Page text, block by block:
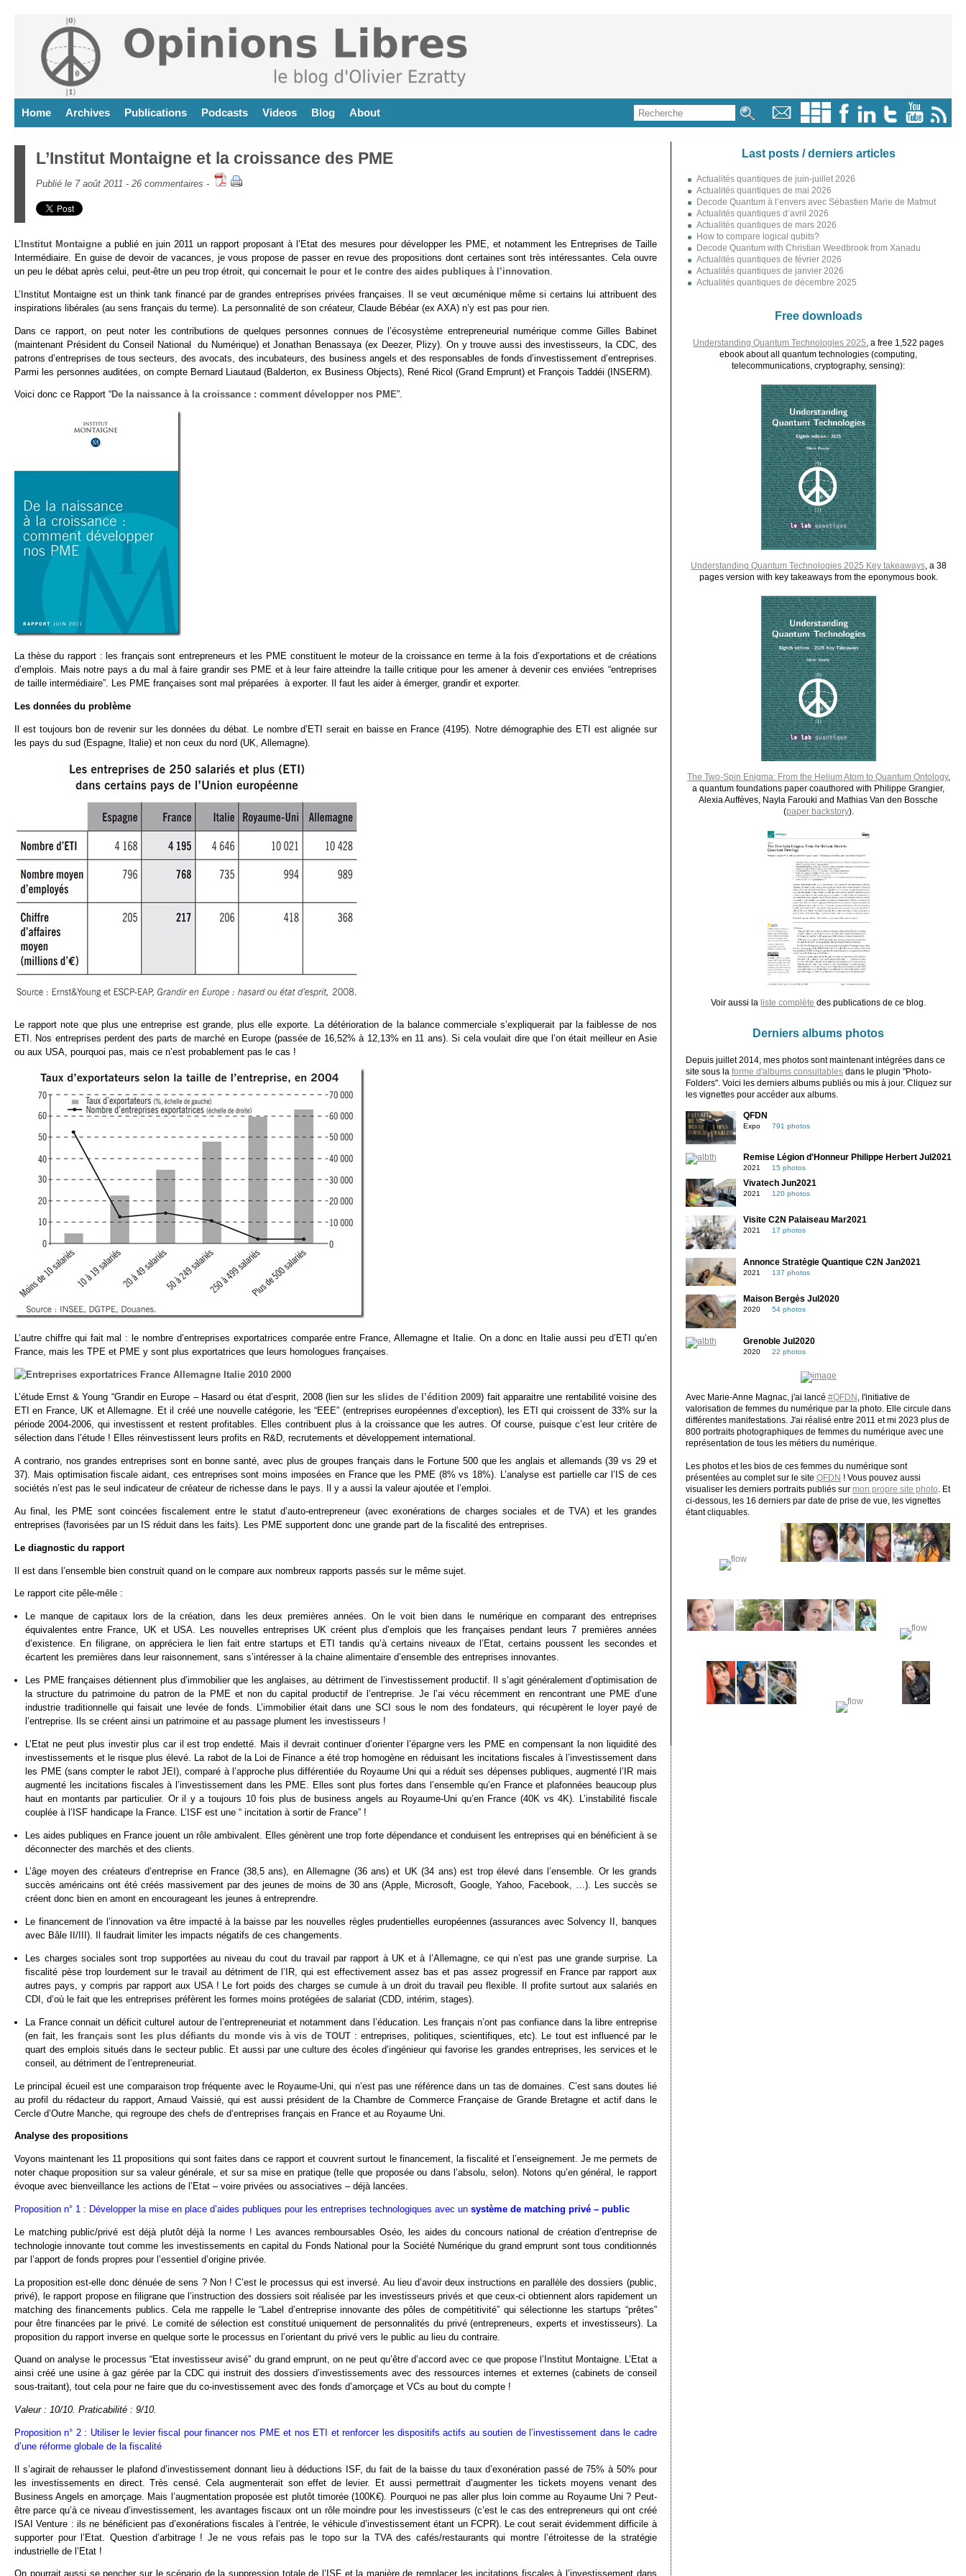
Home Archives Publications Podcasts Videos Blog About
L’Institut Montaigne et la croissance des PME
Publié le 7 août 2011 - 26 commentaires -
L’ Institut Montaignea publié en juin 2011 un rapport proposant à l’Etat des mesures pour développer les PME, et notamment les Entreprises de Taille
Intermédiaire. En guise de devoir de vacances, je vous propose de passer en revue des propositions dont certaines sont très intéressantes. Cela ouvre
un peu le débat après celui, peut-être un peu trop étroit, qui concernait le pour et le contre des aides publiques à l’innovation.
L’Institut Montaigne est un think tank financé par de grandes entreprises privées françaises. Il se veut œcuménique même si certains lui attribuent des
inspirations libérales (au sens français du terme). La personnalité de son créateur, Claude Bébéar (ex AXA) n’y est pas pour rien.
Dans ce rapport, on peut noter les contributions de quelques personnes connues de l’écosystème entrepreneurial numérique comme Gilles Babinet
(maintenant Président du Conseil National du Numérique) et Jonathan Benassaya (ex Deezer, Plizy). On y trouve aussi des investisseurs, la CDC, des
patrons d’entreprises de tous secteurs, des avocats, des incubateurs, des business angels et des responsables de fonds d’investissement d’entreprises.
Parmi les personnes auditées, on compte Bernard Liautaud (Balderton, ex Business Objects), René Ricol (Grand Emprunt) et François Taddéi (INSERM).
Voici donc ce Rapport “De la naissance à la croissance : comment développer nos PME”.
La thèse du rapport : les français sont entrepreneurs et les PME constituent le moteur de la croissance en terme à la fois d’exportations et de créations
d’emplois. Mais notre pays a du mal à faire grandir ses PME et à leur faire atteindre la taille critique pour les amener à devenir ces enviées “entreprises
de taille intermédiaire”. Les PME françaises sont mal préparées à exporter. Il faut les aider à émerger, grandir et exporter.
Les données du problème
Il est toujours bon de revenir sur les données du débat. Le nombre d’ETI serait en baisse en France (4195). Notre démographie des ETI est alignée sur
les pays du sud (Espagne, Italie) et non ceux du nord (UK, Allemagne).
Le rapport note que plus une entreprise est grande, plus elle exporte. La détérioration de la balance commerciale s’expliquerait par la faiblesse de nos
ETI. Nos entreprises perdent des parts de marché en Europe (passée de 16,52% à 12,13% en 11 ans). Si cela voulait dire que l’on était meilleur en Asie
ou aux USA, pourquoi pas, mais ce n’est probablement pas le cas !
L’autre chiffre qui fait mal : le nombre d’entreprises exportatrices comparée entre France, Allemagne et Italie. On a donc en Italie aussi peu d’ETI qu’en
France, mais les TPE et PME y sont plus exportatrices que leurs homologues françaises.
L’étude Ernst & Young “Grandir en Europe – Hasard ou état d’esprit, 2008 (lien sur lesslides de l’édition 2009) fait apparaitre une rentabilité voisine des
ETI en France, UK et Allemagne. Et il créé une nouvelle catégorie, les “EEE” (entreprises européennes d’exception), les ETI qui croissent de 33% sur la
période 2004-2006, qui investissent et restent profitables. Elles contribuent plus à la croissance que les autres. Of course, puisque c’est leur critère de
sélection dans l’étude ! Elles réinvestissent leurs profits en R&D, recrutements et développement international.
A contrario, nos grandes entreprises sont en bonne santé, avec plus de groupes français dans le Fortune 500 que les anglais et allemands (39 vs 29 et
37). Mais optimisation fiscale aidant, ces entreprises sont moins imposées en France que les PME (8% vs 18%). L’analyse est partielle car l’IS de ces
sociétés n’est pas le seul indicateur de créateur de richesse dans le pays. Il y a aussi la valeur ajoutée et l’emploi.
Au final, les PME sont coincées fiscalement entre le statut d’auto-entrepreneur (avec exonérations de charges sociales et de TVA) et les grandes
entreprises (favorisées par un IS réduit dans les faits). Les PME supportent donc une grande part de la fiscalité des entreprises.
Le diagnostic du rapport
Il est dans l’ensemble bien construit quand on le compare aux nombreux rapports passés sur le même sujet.
Le rapport cite pêle-mêle :
Le manque de capitaux lors de la création, dans les deux premières années. On le voit bien dans le numérique en comparant des entreprises
équivalentes entre France, UK et USA. Les nouvelles entreprises UK créent plus d’emplois que les françaises pendant leurs 7 premières années
d’existence. En filigrane, on appréciera le lien fait entre startups et ETI tandis qu’à certains niveaux de l’Etat, certains poussent les secondes et
écartent les premières dans leur raisonnement, sans s’intéresser à la chaine alimentaire d’ensemble des entreprises innovantes.
Les PME françaises détiennent plus d’immobilier que les anglaises, au détriment de l’investissement productif. Il s’agit généralement d’optimisation de
la structure du patrimoine du patron de la PME et non du capital productif de l’entreprise. Je l’ai vécu récemment en rencontrant une PME d’une
industrie traditionnelle qui faisait une levée de fonds. L’immobilier était dans une SCI sous le nom des fondateurs, qui récupèrent le loyer payé de
l’entreprise. Ils se créent ainsi un patrimoine et au passage plument les investisseurs !
L’Etat ne peut plus investir plus car il est trop endetté. Mais il devrait continuer d’orienter l’épargne vers les PME en compensant la non liquidité des
investissements et le risque plus élevé. La rabot de la Loi de Finance a été trop homogène en réduisant les incitations fiscales à l’investissement dans
les PME (sans compter le rabot JEI), comparé à l’approche plus différentiée du Royaume Uni qui a réduit ses dépenses publiques, augmenté l’IR mais
augmenté les incitations fiscales à l’investissement dans les PME. Elles sont plus fortes dans l’ensemble qu’en France et plafonnées beaucoup plus
haut en montants par particulier. Or il y a toujours 10 fois plus de business angels au Royaume-Uni qu’en France (40K vs 4K). L’instabilité fiscale
couplée à l’ISF handicape la France. L’ISF est une “ incitation à sortir de France” !
Les aides publiques en France jouent un rôle ambivalent. Elles génèrent une trop forte dépendance et conduisent les entreprises qui en bénéficient à se
déconnecter des marchés et des clients.
L’âge moyen des créateurs d’entreprise en France (38,5 ans), en Allemagne (36 ans) et UK (34 ans) est trop élevé dans l’ensemble. Or les grands
succès américains ont été créés massivement par des jeunes de moins de 30 ans (Apple, Microsoft, Google, Yahoo, Facebook, …). Les succès se
créent donc bien en amont en encourageant les jeunes à entreprendre.
Le financement de l’innovation va être impacté à la baisse par les nouvelles règles prudentielles européennes (assurances avec Solvency II, banques
avec Bâle II/III). Il faudrait limiter les impacts négatifs de ces changements.
Les charges sociales sont trop supportées au niveau du cout du travail par rapport à UK et à l’Allemagne, ce qui n’est pas une grande surprise. La
fiscalité pèse trop lourdement sur le travail au détriment de l’IR, qui est effectivement assez bas et pas assez progressif en France par rapport aux
autres pays, y compris par rapport aux USA ! Le fort poids des charges se cumule à un droit du travail peu flexible. Il profite surtout aux salariés en
CDI, d’où le fait que les entreprises préfèrent les formes moins protégées de salariat (CDD, intérim, stages).
La France connait un déficit culturel autour de l’entrepreneuriat et notamment dans l’éducation. Les français n’ont pas confiance dans la libre entreprise
(en fait, lesfrançais sont les plus défiants du monde vis à vis de TOUT: entreprises, politiques, scientifiques, etc). Le tout est influencé par le
quart des emplois situés dans le secteur public. Et aussi par une culture des écoles d’ingénieur qui favorise les grandes entreprises, les services et le
conseil, au détriment de l’entrepreneuriat.
Le principal écueil est une comparaison trop fréquente avec le Royaume-Uni, qui n’est pas une référence dans un tas de domaines. C’est sans doutes lié
au profil du rédacteur du rapport, Arnaud Vaissié, qui est aussi président de la Chambre de Commerce Française de Grande Bretagne et actif dans le
Cercle d’Outre Manche, qui regroupe des chefs de d‘entreprises français en France et au Royaume Uni.
Analyse des propositions
Voyons maintenant les 11 propositions qui sont faites dans ce rapport et couvrent surtout le financement, la fiscalité et l’enseignement. Je me permets de
noter chaque proposition sur sa valeur générale, et sur sa mise en pratique (telle que proposée ou dans l’absolu, selon). Notons qu’en général, le rapport
évoque avec bienveillance les actions de l’Etat – voire privées ou associatives – déjà lancées.
Proposition n° 1 : Développer la mise en place d’aides publiques pour les entreprises technologiques avec un système de matching privé – public
Le matching public/privé est déjà plutôt déjà la norme ! Les avances remboursables Oséo, les aides du concours national de création d’entreprise de
technologie innovante tout comme les investissements en capital du Fonds National pour la Société Numérique du grand emprunt sont tous conditionnés
par l’apport de fonds propres pour l’essentiel d’origine privée.
La proposition est-elle donc dénuée de sens ? Non ! C’est le processus qui est inversé. Au lieu d’avoir deux instructions en parallèle des dossiers (public,
privé), le rapport propose en filigrane que l’instruction des dossiers soit réalisée par les investisseurs privés et que ceux-ci obtiennent alors rapidement un
matching des financements publics. Cela me rappelle le “Label d’entreprise innovante des pôles de compétitivité” qui sélectionne les startups “prêtes”
pour être financées par le privé. Le comité de sélection est constitué uniquement de personnalités du privé (entrepreneurs, experts et investisseurs). La
proposition du rapport inverse en quelque sorte le processus en l’orientant du privé vers le public au lieu du contraire.
Quand on analyse le processus “Etat investisseur avisé” du grand emprunt, on ne peut qu’être d’accord avec ce que propose l’Institut Montaigne. L’Etat a
ainsi créé une usine à gaz gérée par la CDC qui instruit des dossiers d’investissements avec des ressources internes et externes (cabinets de conseil
sous-traitant), tout cela pour ne faire que du co-investissement avec des fonds d’amorçage et VCs au bout du compte !
Valeur : 10/10. Praticabilité : 9/10.
Proposition n° 2 : Utiliser le levier fiscal pour financer nos PME et nos ETI et renforcer les dispositifs actifs au soutien de l’investissement dans le cadre
d’une réforme globale de la fiscalité
Il s’agirait de rehausser le plafond d’investissement donnant lieu à déductions ISF, du fait de la baisse du taux d’exonération passé de 75% à 50% pour
les investissements en direct. Très censé. Cela augmenterait son effet de levier. Et aussi permettrait d’augmenter les tickets moyens venant des
Business Angels en amorçage. Mais l’augmentation proposée est plutôt timorée (100K€). Pourquoi ne pas aller plus loin comme au Royaume Uni ? Peut-
être parce qu’à ce niveau d’investissement, les avantages fiscaux ont un rôle moindre pour les investisseurs (c’est le cas des entrepreneurs qui ont créé
ISAI Venture : ils ne bénéficient pas d’exonérations fiscales à l’entrée, le véhicule d’investissement étant un FCPR). Le cout serait évidemment difficile à
supporter pour l’Etat. Question d’arbitrage ! Je ne vous refais pas le topo sur la TVA des cafés/restaurants qui montre l’étroitesse de la stratégie
industrielle de l’Etat !
On pourrait aussi se pencher sur le scénario de la suppression totale de l’ISF et la manière de remplacer les incitations fiscales à l’investissement dans
Last posts / derniers articles
Actualités quantiques de juin-juillet 2026
Actualités quantiques de mai 2026
Decode Quantum à l’envers avec Sébastien Marie de Matmut
Actualités quantiques d’avril 2026
Actualités quantiques de mars 2026
How to compare logical qubits?
Decode Quantum with Christian Weedbrook from Xanadu
Actualités quantiques de février 2026
Actualités quantiques de janvier 2026
Actualités quantiques de décembre 2025
Free downloads
Understanding Quantum Technologies 2025 , a free 1,522 pages
ebook about all quantum technologies (computing,
telecommunications, cryptography, sensing):
Understanding Quantum Technologies 2025 Key takeaways, a 38
pages version with key takeaways from the eponymous book.
The Two-Spin Enigma: From the Helium Atom to Quantum Ontology,
a quantum foundations paper coauthored with Philippe Grangier,
Alexia Auffèves, Nayla Farouki and Mathias Van den Bossche
(paper backstory).
Voir aussi la liste complète des publications de ce blog.
Derniers albums photos
Depuis juillet 2014, mes photos sont maintenant intégrées dans ce
site sous la forme d'albums consultablesdans le plugin "Photo-
Folders". Voici les derniers albums publiés ou mis à jour. Cliquez sur
les vignettes pour accéder aux albums.
QFDN
Expo 791 photos
Remise Légion d'Honneur Philippe Herbert Jul2021
2021 15 photos
Vivatech Jun2021
2021 120 photos
Visite C2N Palaiseau Mar2021
2021 17 photos
Annonce Stratégie Quantique C2N Jan2021
2021 137 photos
Maison Bergès Jul2020
2020 54 photos
Grenoble Jul2020
2020 22 photos
Avec Marie-Anne Magnac, j'ai lancé #QFDN
, l'initiative de
valorisation de femmes du numérique par la photo. Elle circule dans
différentes manifestations. J'ai réalisé entre 2011 et mi 2023 plus de
800 portraits photographiques de femmes du numérique avec une
représentation de tous les métiers du numérique.
Les photos et les bios de ces femmes du numérique sont
présentées au complet sur le site QFDN ! Vous pouvez aussi
visualiser les derniers portraits publiés sur mon propre site photo . Et
ci-dessous, les 16 derniers par date de prise de vue, les vignettes
étant cliquables.